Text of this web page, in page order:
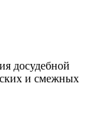
досудебной
и смежных